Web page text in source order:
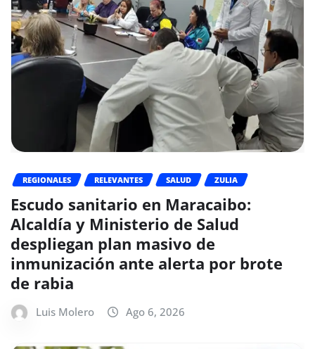
REGIONALES RELEVANTES SALUD ZULIA
Escudo sanitario en Maracaibo:
Alcaldía y Ministerio de Salud
despliegan plan masivo de
inmunización ante alerta por brote
de rabia
Luis Molero Ago 6, 2026